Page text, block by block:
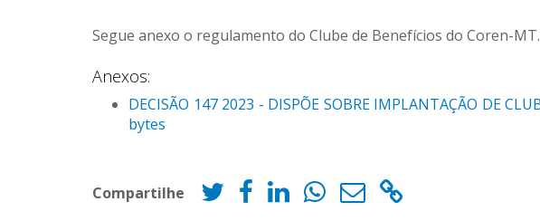
Segue anexo o regulamento do Clube de Benefícios do Coren-MT.
Anexos:
DECISÃO 147 2023 - DISPÕE SOBRE IMPLANTAÇÃO DE
bytes
Compartilhe